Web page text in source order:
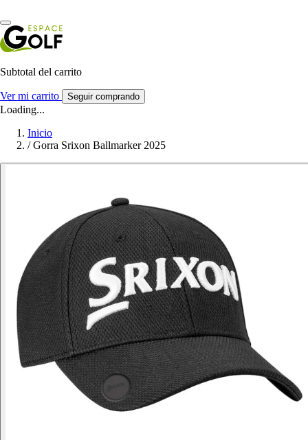
Subtotal del carrito
Ver mi carrito Seguir comprando
Loading...
Inicio
/ Gorra Srixon Ballmarker 2025